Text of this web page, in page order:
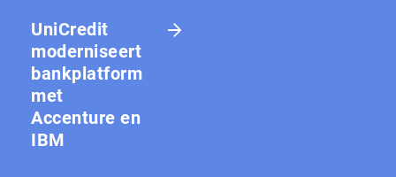
UniCredit
moderniseert
bankplatform
met
Accenture en
IBM